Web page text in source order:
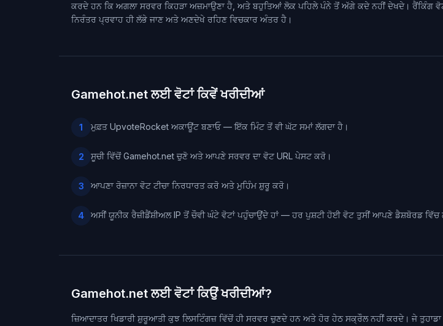
ਕਰਦੇ ਹਨ ਕਿ ਅਗਲਾ ਸਰਵਰ ਕਿਹੜਾ ਅਜ਼ਮਾਉਣਾ ਹੈ, ਅਤੇ ਬਹੁਤਿਆਂ ਲੋਕ ਪਹਿਲੇ ਪੰਨੇ ਤੋਂ ਅੱਗੇ ਕਦੇ ਨਹੀਂ ਦੇਖਦੇ। ਰੈਂਕਿੰਗ
ਨਿਰੰਤਰ ਪ੍ਰਵਾਹ ਹੀ ਲੱਭੇ ਜਾਣ ਅਤੇ ਅਣਦੇਖੇ ਰਹਿਣ ਵਿਚਕਾਰ ਅੰਤਰ ਹੈ।
Gamehot.net ਲਈ ਵੋਟਾਂ ਕਿਵੇਂ ਖਰੀਦੀਆਂ
1 ਮੁਫ਼ਤ UpvoteRocket ਅਕਾਊਂਟ ਬਣਾਓ — ਇੱਕ ਮਿੰਟ ਤੋਂ ਵੀ ਘੱਟ ਸਮਾਂ ਲੱਗਦਾ ਹੈ।
2 ਸੂਚੀ ਵਿੱਚੋਂ Gamehot.net ਚੁਣੋ ਅਤੇ ਆਪਣੇ ਸਰਵਰ ਦਾ ਵੋਟ URL ਪੇਸਟ ਕਰੋ।
3 ਆਪਣਾ ਰੋਜ਼ਾਨਾ ਵੋਟ ਟੀਚਾ ਨਿਰਧਾਰਤ ਕਰੋ ਅਤੇ ਮੁਹਿੰਮ ਸ਼ੁਰੂ ਕਰੋ।
4 ਅਸੀਂ ਯੂਨੀਕ ਰੈਜ਼ੀਡੈਂਸ਼ੀਅਲ IP ਤੋਂ ਚੌਵੀ ਘੰਟੇ ਵੋਟਾਂ ਪਹੁੰਚਾਉਂਦੇ ਹਾਂ — ਹਰ ਪੁਸ਼ਟੀ ਹੋਈ ਵੋਟ ਤੁਸੀਂ ਆਪਣੇ ਡੈਸ਼ਬੋਰਡ
Gamehot.net ਲਈ ਵੋਟਾਂ ਕਿਉਂ ਖਰੀਦੀਆਂ?
ਜ਼ਿਆਦਾਤਰ ਖਿਡਾਰੀ ਸ਼ੁਰੂਆਤੀ ਕੁਝ ਲਿਸਟਿੰਗਜ਼ ਵਿੱਚੋਂ ਹੀ ਸਰਵਰ ਚੁਣਦੇ ਹਨ ਅਤੇ ਹੋਰ ਹੇਠ ਸਕ੍ਰੌਲ ਨਹੀਂ ਕਰਦੇ। ਜੇ ਤੁਹਾਡਾ